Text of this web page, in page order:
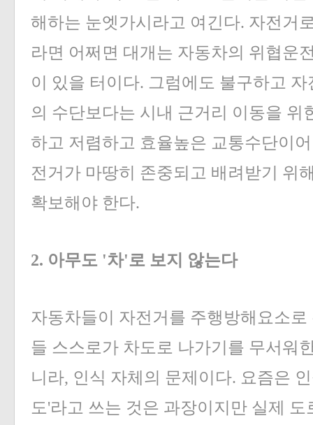
해하는 눈엣가시라고 여긴다. 자전거
라면 어쩌면 대개는 자동차의 위협운
이 있을 터이다. 그럼에도 불구하고
의 수단보다는 시내 근거리 이동을 위
하고 저렴하고 효율높은 교통수단이
전거가 마땅히 존중되고 배려받기 위
확보해야 한다.
2. 아무도 '차'로 보지 않는다
자동차들이 자전거를 주행방해요소
들 스스로가 차도로 나가기를 무서워
니라, 인식 자체의 문제이다. 요즘은
도'라고 쓰는 것은 과장이지만 실제